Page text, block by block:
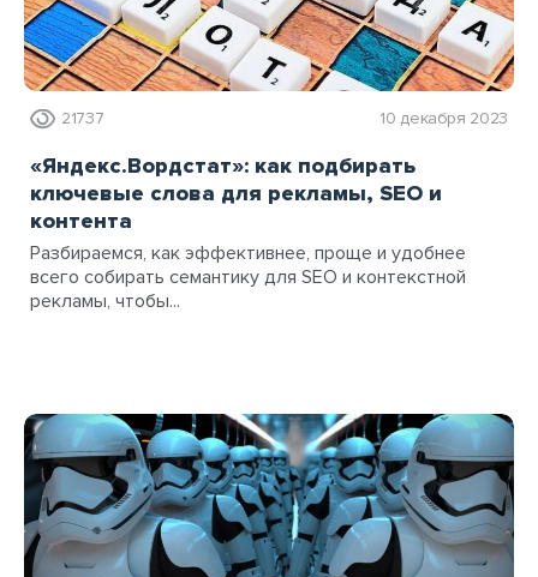
21737 10 декабря 2023
«Яндекс.Вордстат»: как подбирать
ключевые слова для рекламы, SEO и
контента
Разбираемся, как эффективнее, проще и удобнее
всего собирать семантику для SEO и контекстной
рекламы, чтобы...